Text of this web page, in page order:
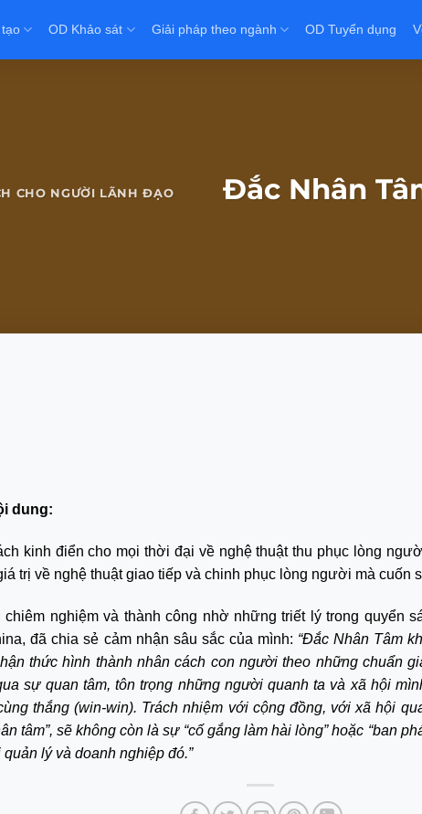
OD Khảo sát Giải pháp theo ngành OD Tuyển dụng
CHO NGƯỜI LÃNH ĐẠO Đắc Nhân
dung:
kinh điển cho mọi thời đại về nghệ thuật thu phục lòng
trị về nghệ thuật giao tiếp và chinh phục lòng người mà cuốn
nghiệm và thành công nhờ những triết lý trong quyển
đã chia sẻ cảm nhận sâu sắc của mình: “Đắc Nhân Tâm
thức hình thành nhân cách con người theo những chuẩn
sự quan tâm, tôn trọng những người quanh ta và xã hội
thắng (win-win). Trách nhiệm với cộng đồng, với xã hội
tâm”, sẽ không còn là sự “cố gắng làm hài lòng” hoặc “ban
lý và doanh nghiệp đó.”